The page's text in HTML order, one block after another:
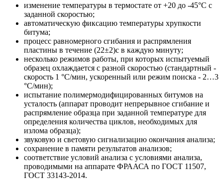
изменение температуры в термостате от +20 до -45°С с
заданной скоростью;
автоматическую фиксацию температуры хрупкости
битума;
процесс равномерного сгибания и распрямления
пластины в течение (22±2)с в каждую минуту;
несколько режимов работы, при которых испытуемый
образец охлаждается с разной скоростью (стандартный -
скорость 1 °С/мин, ускоренный или режим поиска - 2…3
°С/мин);
испытание полимермодифицированных битумов на
усталость (аппарат проводит непрерывное сгибание и
распрямление образца при заданной температуре для
определения количества циклов, необходимых для
излома образца);
звуковую и световую сигнализацию окончания анализа;
сохранение в памяти результатов анализов;
соответствие условий анализа с условиями анализа,
проводимыми на аппарате ФРААСА по ГОСТ 11507,
ГОСТ 33143-2014.